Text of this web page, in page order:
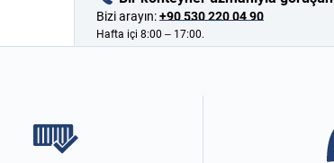
Bizi arayın:+90 530 220 04 90
Hafta içi 8:00 – 17:00.